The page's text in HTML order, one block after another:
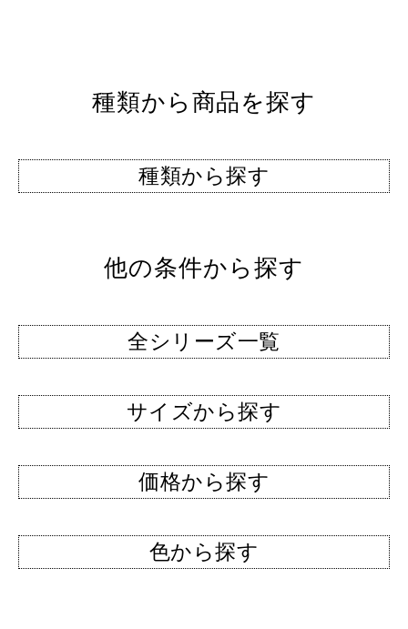
種類から商品を探す
種類から探す
他の条件から探す
全シリーズ一覧
サイズから探す
価格から探す
色から探す